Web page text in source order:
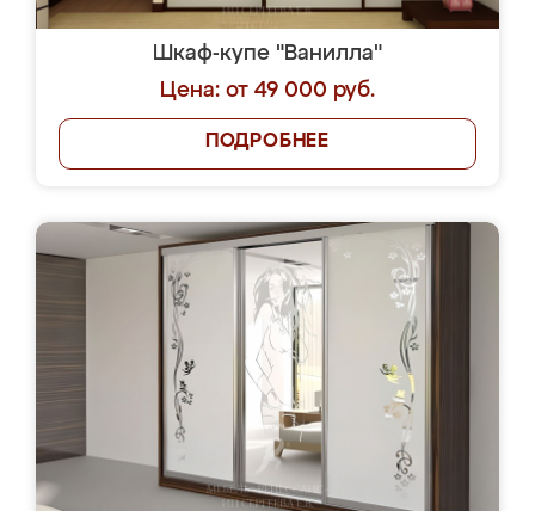
Шкаф-купе "Ванилла"
Цена: от 49 000 руб.
ПОДРОБНЕЕ